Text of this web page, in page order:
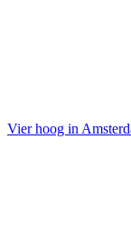
Vier hoog in